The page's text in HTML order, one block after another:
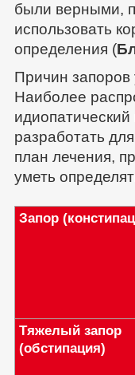
были верными,
использовать
определения (
Причин
Наиболее
разработать
план лечения,
уметь
Запор
Тяжелый запор
(обстипация)